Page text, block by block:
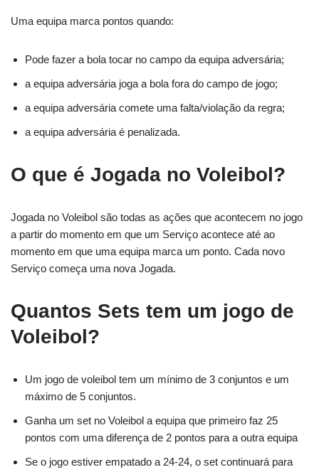
Uma equipa marca pontos quando:
Pode fazer a bola tocar no campo da equipa adversária;
a equipa adversária joga a bola fora do campo de jogo;
a equipa adversária comete uma falta/violação da regra;
a equipa adversária é penalizada.
O que é Jogada no Voleibol?
Jogada no Voleibol são todas as ações que acontecem no jogo
a partir do momento em que um Serviço acontece até ao
momento em que uma equipa marca um ponto. Cada novo
Serviço começa uma nova Jogada.
Quantos Sets tem um jogo de
Voleibol?
Um jogo de voleibol tem um mínimo de 3 conjuntos e um
máximo de 5 conjuntos.
Ganha um set no Voleibol a equipa que primeiro faz 25
pontos com uma diferença de 2 pontos para a outra equipa
Se o jogo estiver empatado a 24-24, o set continuará para